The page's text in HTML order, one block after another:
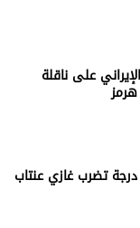
على ناقلة
أرضية بقوة 4.5 درجة تضرب غازي عنتاب